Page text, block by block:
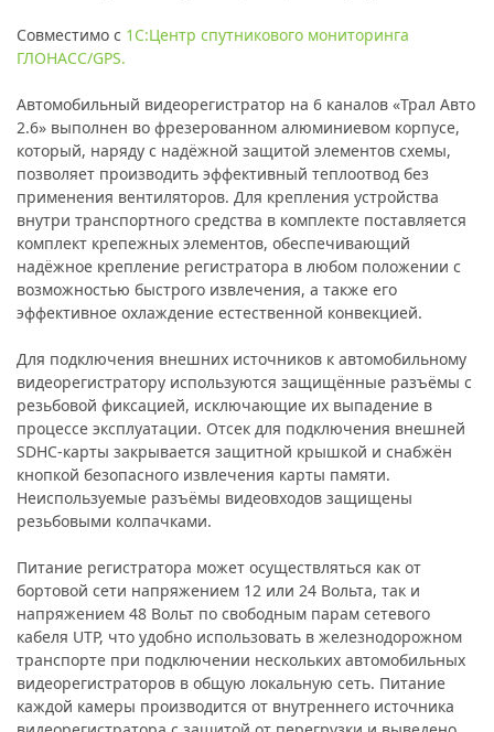
Совместимо с 1С:Центр спутникового мониторинга
ГЛОНАСС/GPS.
Автомобильный видеорегистратор на 6 каналов «Трал Авто
2.6» выполнен во фрезерованном алюминиевом корпусе,
который, наряду с надёжной защитой элементов схемы,
позволяет производить эффективный теплоотвод без
применения вентиляторов. Для крепления устройства
внутри транспортного средства в комплекте поставляется
комплект крепежных элементов, обеспечивающий
надёжное крепление регистратора в любом положении с
возможностью быстрого извлечения, а также его
эффективное охлаждение естественной конвекцией.
Для подключения внешних источников к автомобильному
видеорегистратору используются защищённые разъёмы с
резьбовой фиксацией, исключающие их выпадение в
процессе эксплуатации. Отсек для подключения внешней
SDHC-карты закрывается защитной крышкой и снабжён
кнопкой безопасного извлечения карты памяти.
Неиспользуемые разъёмы видеовходов защищены
резьбовыми колпачками.
Питание регистратора может осуществляться как от
бортовой сети напряжением 12 или 24 Вольта, так и
напряжением 48 Вольт по свободным парам сетевого
кабеля UTP, что удобно использовать в железнодорожном
транспорте при подключении нескольких автомобильных
видеорегистраторов в общую локальную сеть. Питание
каждой камеры производится от внутреннего источника